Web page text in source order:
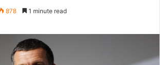
878 1 minute read